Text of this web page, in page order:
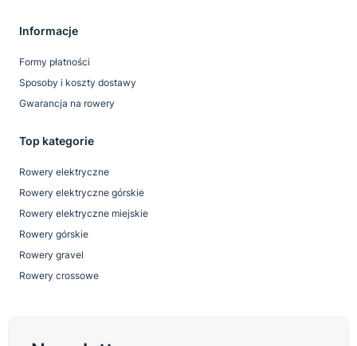
Informacje
Formy płatności
Sposoby i koszty dostawy
Gwarancja na rowery
Top kategorie
Rowery elektryczne
Rowery elektryczne górskie
Rowery elektryczne miejskie
Rowery górskie
Rowery gravel
Rowery crossowe